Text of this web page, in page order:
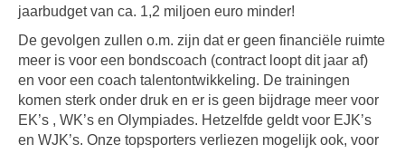
jaarbudget van ca. 1,2 miljoen euro minder!
De gevolgen zullen o.m. zijn dat er geen financiële ruimte
meer is voor een bondscoach (contract loopt dit jaar af)
en voor een coach talentontwikkeling. De trainingen
komen sterk onder druk en er is geen bijdrage meer voor
EK’s , WK’s en Olympiades. Hetzelfde geldt voor EJK’s
en WJK’s. Onze topsporters verliezen mogelijk ook, voor